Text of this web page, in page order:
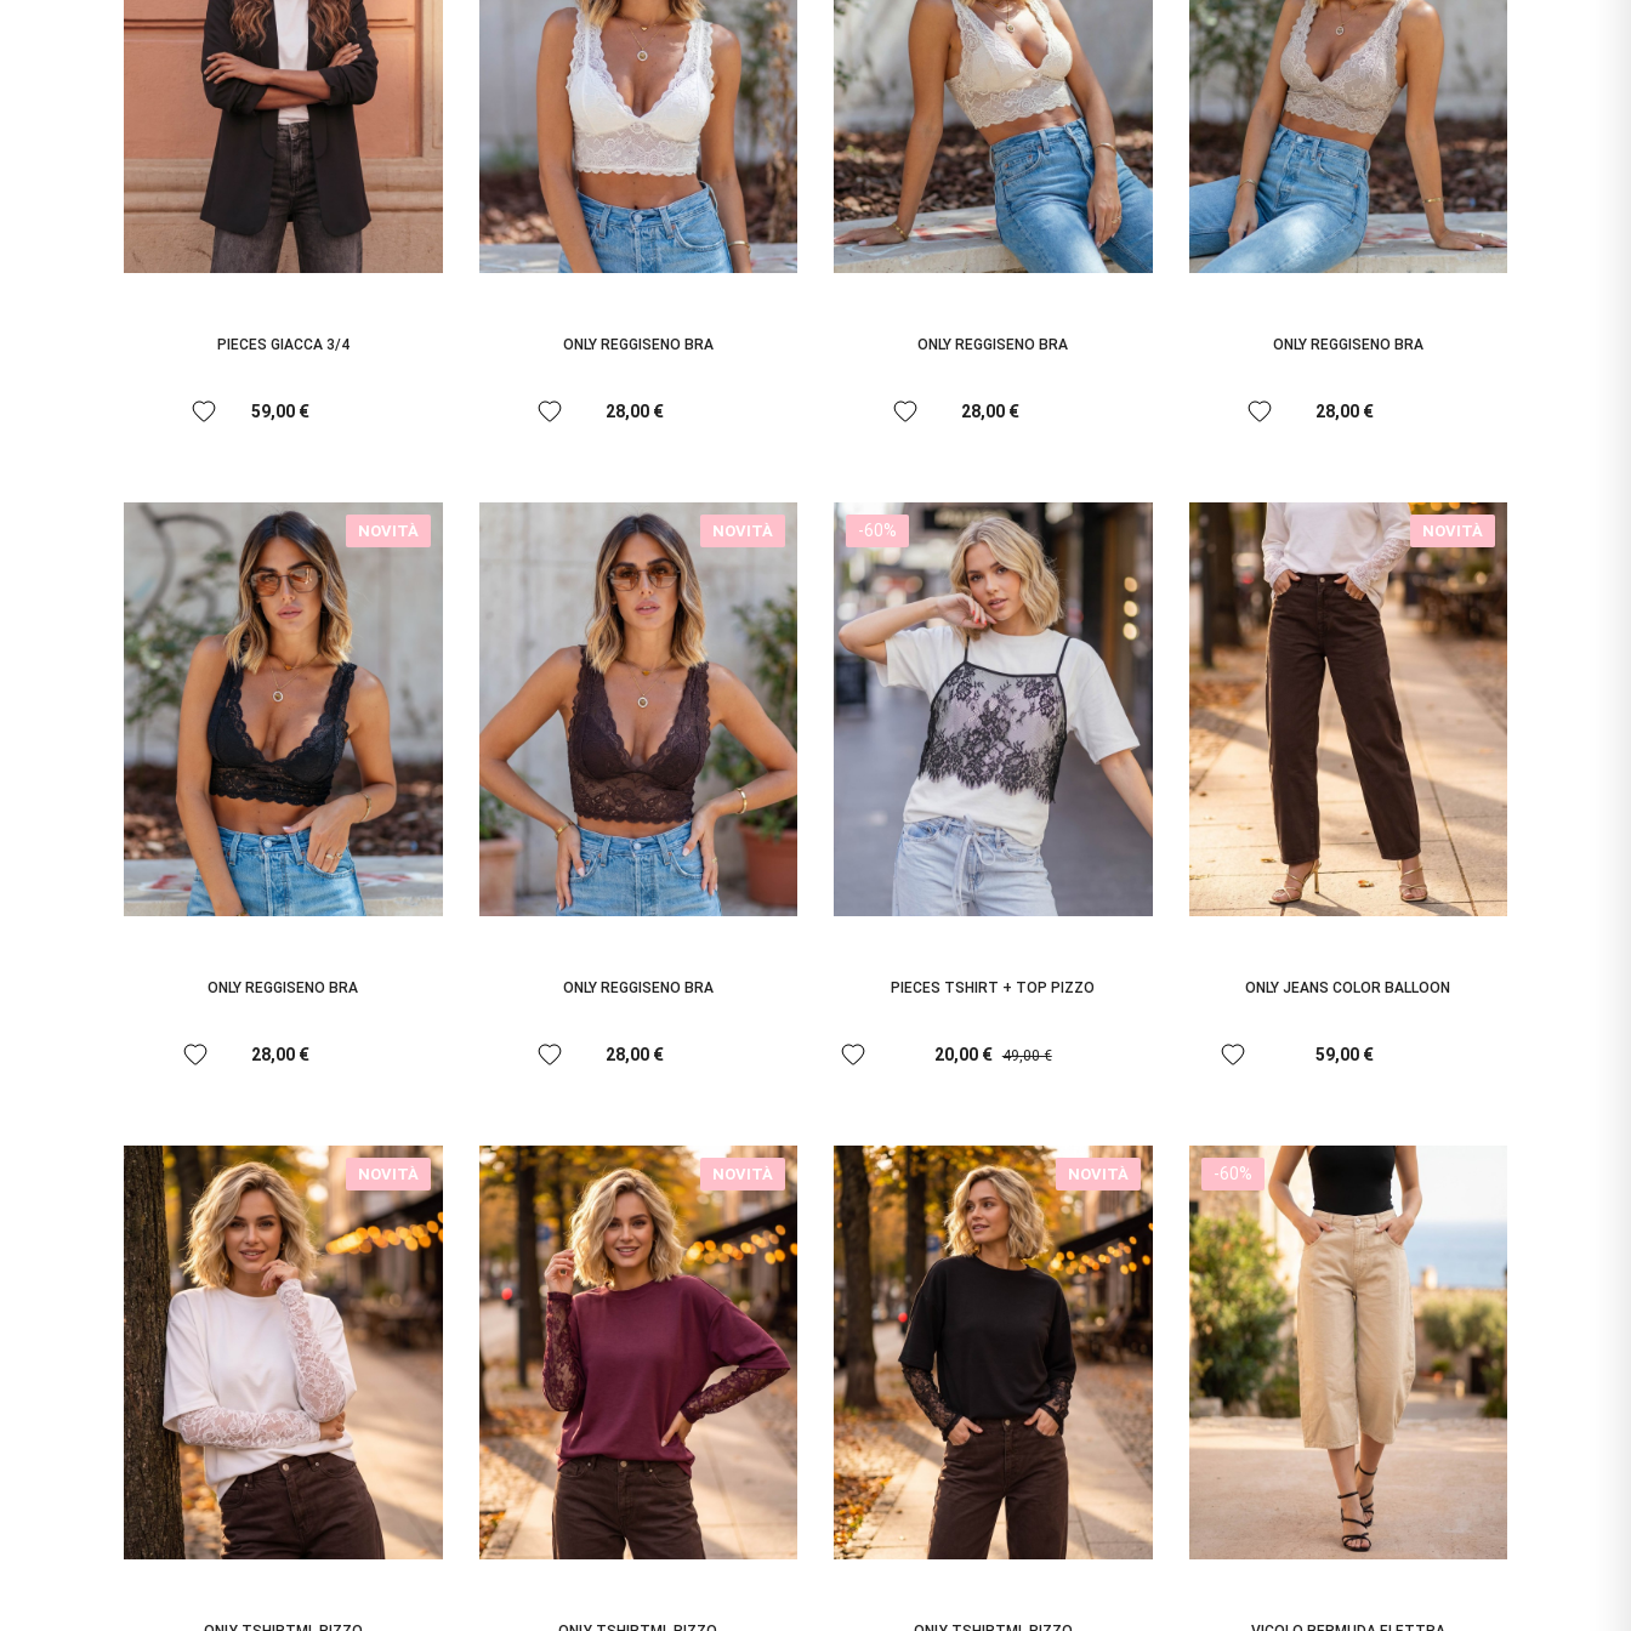
PIECES GIACCA 3/4
59,00 €
favorite
ONLY REGGISENO BRA
28,00 €
favorite
ONLY REGGISENO BRA
28,00 €
favorite
ONLY REGGISENO BRA
28,00 €
favorite
NOVITÀ
ONLY REGGISENO BRA
28,00 €
favorite
NOVITÀ
ONLY REGGISENO BRA
28,00 €
favorite
-60%
PIECES TSHIRT + TOP PIZZO
20,00 € 49,00 €
favorite
NOVITÀ
ONLY JEANS COLOR BALLOON
59,00 €
favorite
NOVITÀ NOVITÀ NOVITÀ -60%